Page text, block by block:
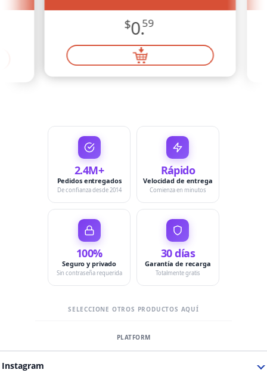
$0.59
2.4M+
Pedidos entregados
De confianza desde 2014
Rápido
Velocidad de entrega
Comienza en minutos
100%
Seguro y privado
Sin contraseña requerida
30 días
Garantía de recarga
Totalmente gratis
SELECCIONE OTROS PRODUCTOS AQUÍ
Instagram